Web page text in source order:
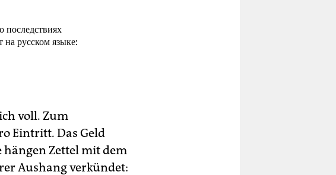
последствиях
русском языке:
voll. Zum
Eintritt. Das Geld
hängen Zettel mit dem
Aushang verkündet: